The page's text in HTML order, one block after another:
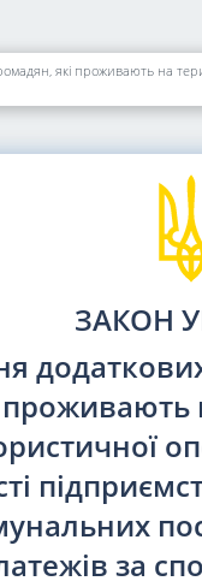
ЗАКОН
за